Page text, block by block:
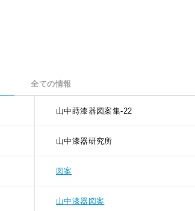
全ての情報
山中蒔漆器図案集-22
山中漆器研究所
図案
山中漆器図案